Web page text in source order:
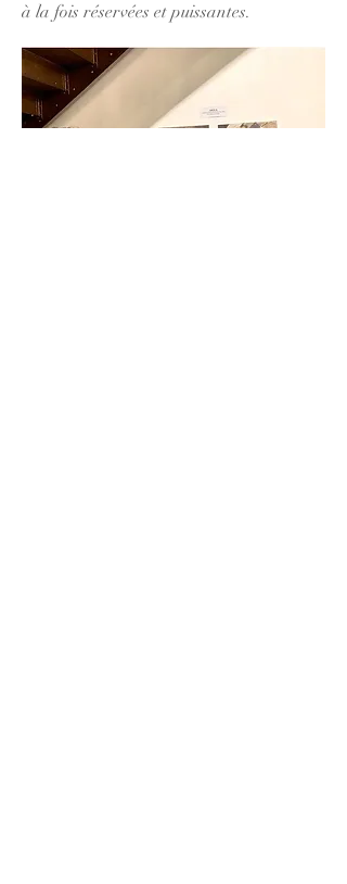
à la fois réservées et puissantes.